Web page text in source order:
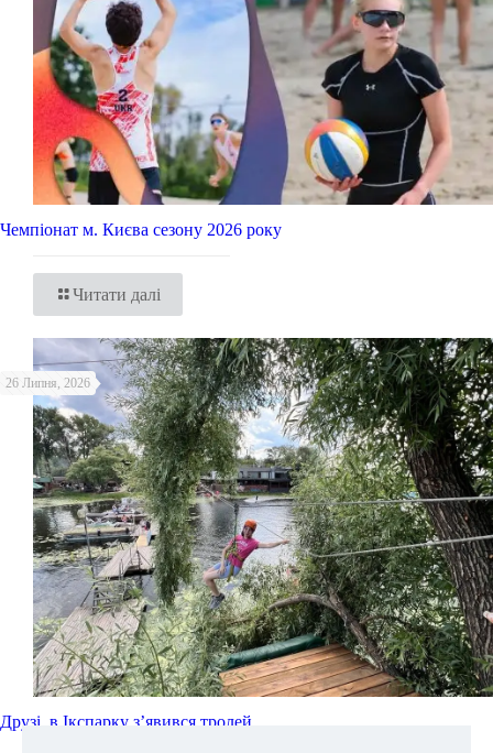
Чемпіонат м. Києва сезону 2026 року
Читати далі
26 Липня, 2026
Друзі, в Ікспарку з’явився тролей